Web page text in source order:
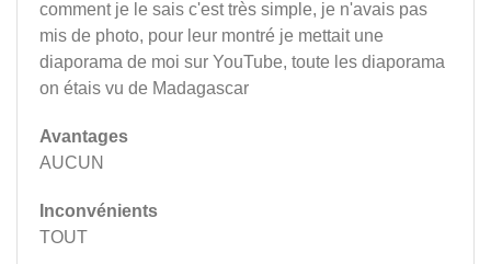
comment je le sais c'est très simple, je n'avais pas
mis de photo, pour leur montré je mettait une
diaporama de moi sur YouTube, toute les diaporama
on étais vu de Madagascar
Avantages
AUCUN
Inconvénients
TOUT